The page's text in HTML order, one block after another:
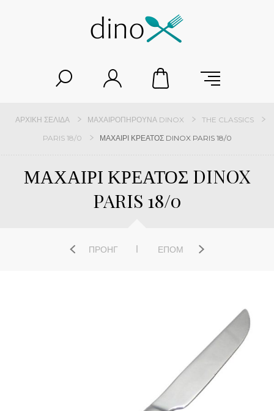
ΑΡΧΙΚΉ ΣΕΛΊΔΑ ΜΑΧΑΙΡΟΠΉΡΟΥΝΑ DINOX
THE CLASSICS
PARIS 18/0
ΜΑΧΑΙΡΙ ΚΡΕΑΤΟΣ DINOX PARIS 18/0
ΜΑΧΑΙΡΙ ΚΡΕΑΤΟΣ DINOX
PARIS 18/0
ΠΡΟΗΓ ΕΠΌΜ